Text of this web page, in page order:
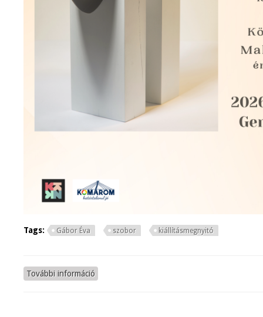
Tags: Gábor Éva szobor kiállításmegnyitó
További információ